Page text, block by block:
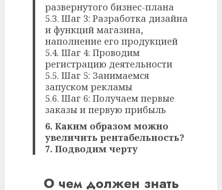
развернутого бизнес-плана
5.3. Шаг 3: Разработка дизайна
и функций магазина,
наполнение его продукцией
5.4. Шаг 4: Проводим
регистрацию деятельности
5.5. Шаг 5: Занимаемся
запуском рекламы
5.6. Шаг 6: Получаем первые
заказы и первую прибыль
6. Каким образом можно
увеличить рентабельность?
7. Подводим черту
О чем должен знать